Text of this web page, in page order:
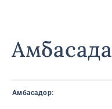
Амбасада
Амбасадор: